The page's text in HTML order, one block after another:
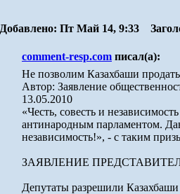
Добавлено: Пт Май 14, 9:33
comment-resp.com писал(а):
Не позволим Казахбаши
Автор: Заявление
13.05.2010
«Честь, совесть и
антинародным парламентом.
независимость!», - с таким
ЗАЯВЛЕНИЕ
Депутаты разрешили